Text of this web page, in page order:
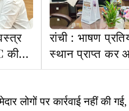
की
रांची : भाषण
स्थान प्राप्त कर
का नाम किया
लोगों पर कार्रवाई नहीं की